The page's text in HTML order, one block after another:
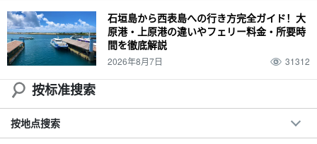
石垣島から西表島への行き方完全ガイド！大
原港・上原港の違いやフェリー料金・所要時
間を徹底解説
2026年8月7日 31312
按标准搜索
按地点搜索